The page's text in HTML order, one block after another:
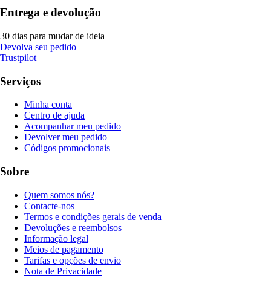
Entrega e devolução
30 dias para mudar de ideia
Devolva seu pedido
Trustpilot
Serviços
Minha conta
Centro de ajuda
Acompanhar meu pedido
Devolver meu pedido
Códigos promocionais
Sobre
Quem somos nós?
Contacte-nos
Termos e condições gerais de venda
Devoluções e reembolsos
Informação legal
Meios de pagamento
Tarifas e opções de envio
Nota de Privacidade